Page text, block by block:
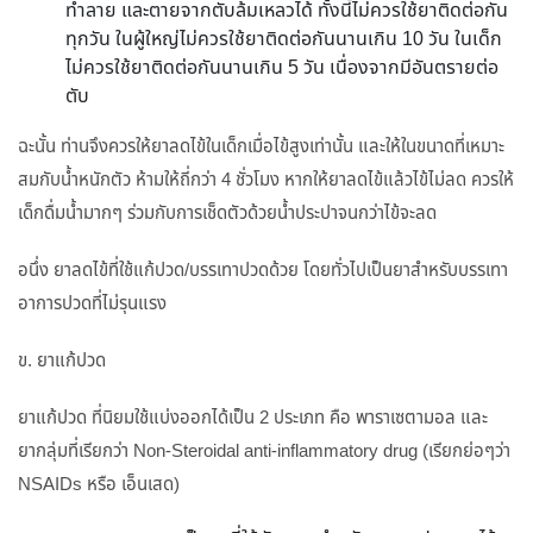
ทำลาย และตายจากตับล้มเหลวได้ ทั้งนี้ไม่ควรใช้ยาติดต่อกัน
ทุกวัน ในผู้ใหญ่ไม่ควรใช้ยาติดต่อกันนานเกิน 10 วัน ในเด็ก
ไม่ควรใช้ยาติดต่อกันนานเกิน 5 วัน เนื่องจากมีอันตรายต่อ
ตับ
ฉะนั้น ท่านจึงควรให้ยาลดไข้ในเด็กเมื่อไข้สูงเท่านั้น และให้ในขนาดที่เหมาะ
สมกับน้ำหนักตัว ห้ามให้ถี่กว่า 4 ชั่วโมง หากให้ยาลดไข้แล้วไข้ไม่ลด ควรให้
เด็กดื่มน้ำมากๆ ร่วมกับการเช็ดตัวด้วยน้ำประปาจนกว่าไข้จะลด
อนึ่ง ยาลดไข้ที่ใช้แก้ปวด/บรรเทาปวดด้วย โดยทั่วไปเป็นยาสำหรับบรรเทา
อาการปวดที่ไม่รุนแรง
ข. ยาแก้ปวด
ยาแก้ปวด ที่นิยมใช้แบ่งออกได้เป็น 2 ประเภท คือ พาราเซตามอล และ
ยากลุ่มที่เรียกว่า Non-Steroidal anti-inflammatory drug (เรียกย่อๆว่า
NSAIDs หรือ เอ็นเสด)